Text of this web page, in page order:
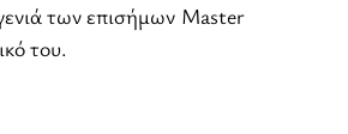
των επισήμων Master
του.